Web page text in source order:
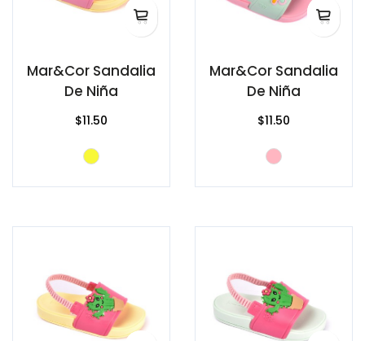
Mar&Cor Sandalia
De Niña
$11.50
Mar&Cor Sandalia
De Niña
$11.50